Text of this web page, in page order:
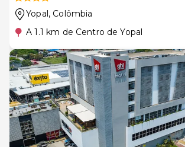
Yopal, Colômbia
A 1.1 km de Centro de Yopal